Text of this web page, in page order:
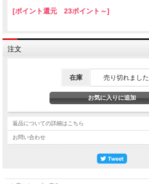
[ポイント還元 23ポイント～]
注文
在庫 売り切れました
返品についての詳細はこちら
お問い合わせ